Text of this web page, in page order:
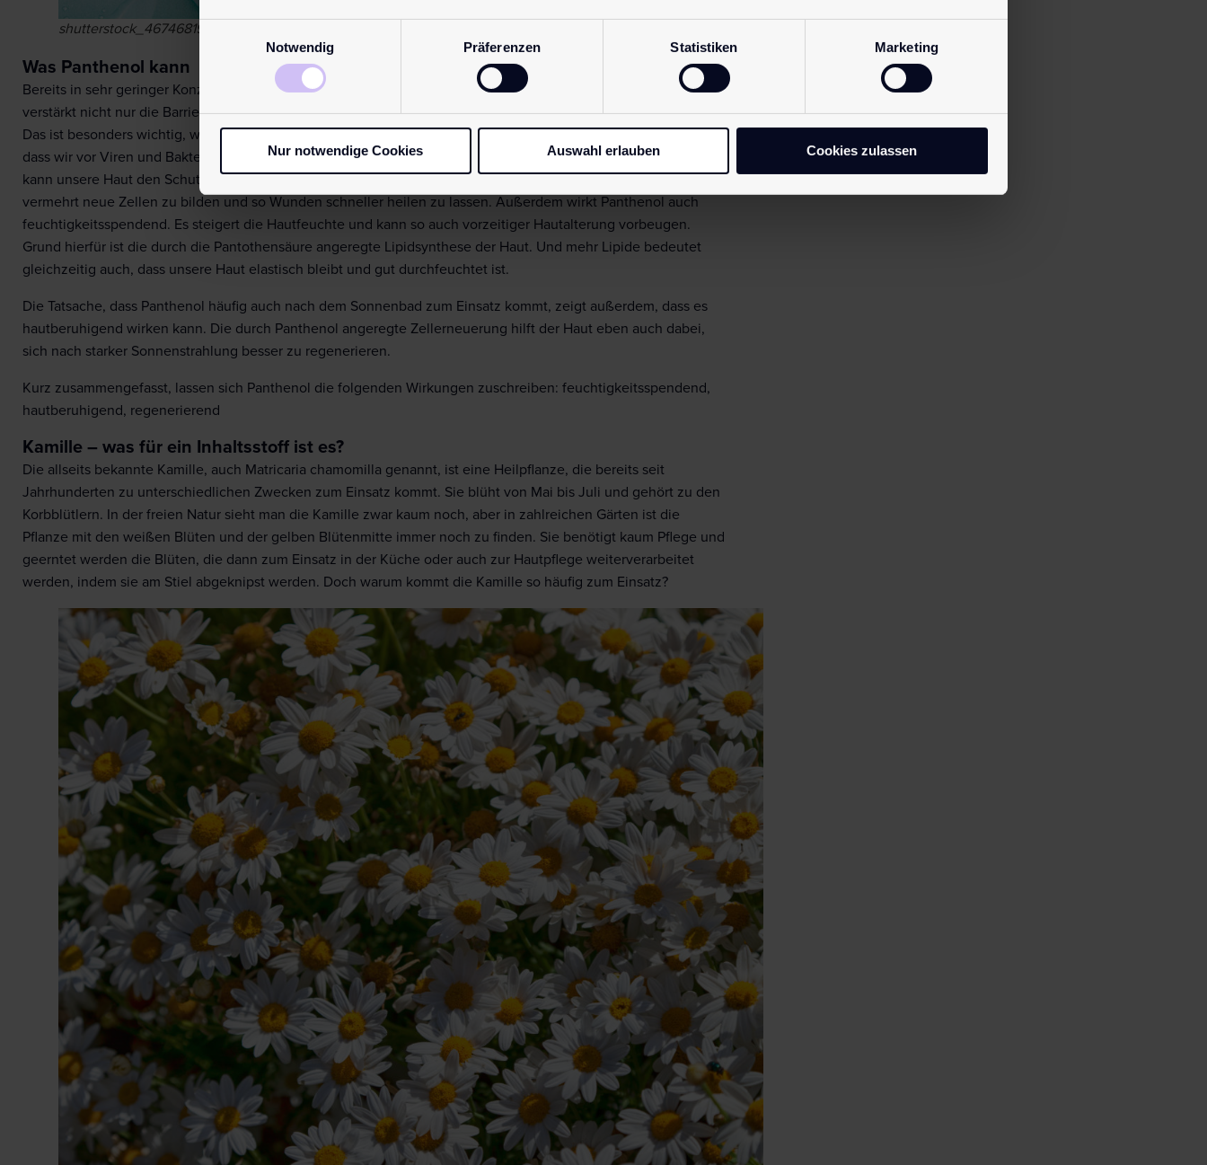
Einwilligungsauswahl
Notwendig
Präferenzen Statistiken Marketing
Nur notwendige Cookies Auswahl erlauben Cookies zulassen
shutterstock_467468192
Was Panthenol kann
Bereits in sehr geringer Konzentration lassen sich die positiven Eigenschaften von Panthenol nachweisen. Es
verstärkt nicht nur die Barrierefunktion der Haut, sondern fördert auch die Produktion von neuen Hautzellen.
Das ist besonders wichtig, wenn wir eine Wunde oder offene Hautstelle haben. Denn unsere Haut sorgt dafür,
dass wir vor Viren und Bakterien geschützt sind. Haben wir allerdings Wunden oder aufgeschürfte Hautstellen,
kann unsere Haut den Schutz nicht länger aufrechterhalten. Panthenol kann dann die Haut dabei unterstützen,
vermehrt neue Zellen zu bilden und so Wunden schneller heilen zu lassen. Außerdem wirkt Panthenol auch
feuchtigkeitsspendend. Es steigert die Hautfeuchte und kann so auch vorzeitiger Hautalterung vorbeugen.
Grund hierfür ist die durch die Pantothensäure angeregte Lipidsynthese der Haut. Und mehr Lipide bedeutet
gleichzeitig auch, dass unsere Haut elastisch bleibt und gut durchfeuchtet ist.
Die Tatsache, dass Panthenol häufig auch nach dem Sonnenbad zum Einsatz kommt, zeigt außerdem, dass es
hautberuhigend wirken kann. Die durch Panthenol angeregte Zellerneuerung hilft der Haut eben auch dabei,
sich nach starker Sonnenstrahlung besser zu regenerieren.
Kurz zusammengefasst, lassen sich Panthenol die folgenden Wirkungen zuschreiben: feuchtigkeitsspendend,
hautberuhigend, regenerierend
Kamille – was für ein Inhaltsstoff ist es?
Die allseits bekannte Kamille, auch Matricaria chamomilla genannt, ist eine Heilpflanze, die bereits seit
Jahrhunderten zu unterschiedlichen Zwecken zum Einsatz kommt. Sie blüht von Mai bis Juli und gehört zu den
Korbblütlern. In der freien Natur sieht man die Kamille zwar kaum noch, aber in zahlreichen Gärten ist die
Pflanze mit den weißen Blüten und der gelben Blütenmitte immer noch zu finden. Sie benötigt kaum Pflege und
geerntet werden die Blüten, die dann zum Einsatz in der Küche oder auch zur Hautpflege weiterverarbeitet
werden, indem sie am Stiel abgeknipst werden. Doch warum kommt die Kamille so häufig zum Einsatz?